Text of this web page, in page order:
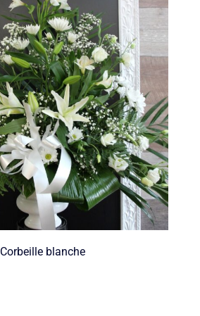
Corbeille blanche